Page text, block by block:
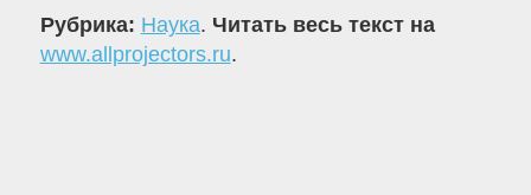
Рубрика: Наука. Читать весь текст на
www.allprojectors.ru.